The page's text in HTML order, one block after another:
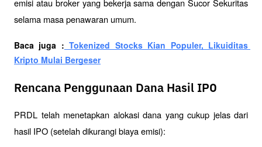
emisi atau broker yang bekerja sama dengan Sucor Sekuritas
selama masa penawaran umum.
Baca juga : Tokenized Stocks Kian Populer, Likuiditas
Kripto Mulai Bergeser
Rencana Penggunaan Dana Hasil IPO
PRDL telah menetapkan alokasi dana yang cukup jelas dari
hasil IPO (setelah dikurangi biaya emisi):